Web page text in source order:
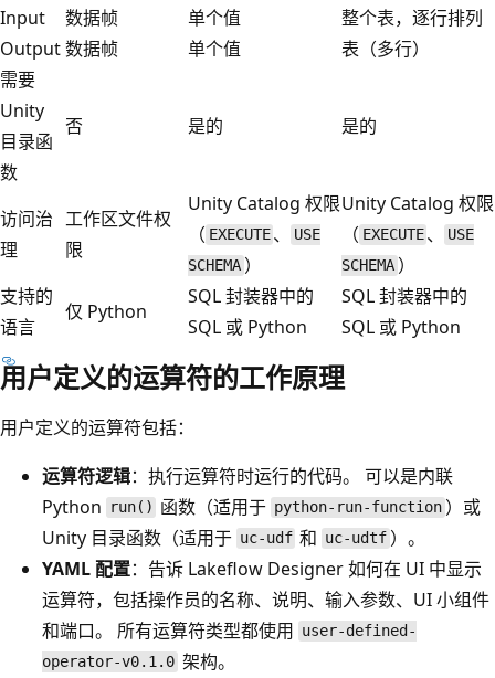
Input
数据帧 单个值
整个表，逐行排列
Output数据帧 单个值
表（多行）
需要
Unity
目录函
数
否 是的 是的
访问治
理
工作区文件权
限
Unity Catalog 权限
（ EXECUTE 、
USE
SCHEMA ）
Unity Catalog 权限
（ EXECUTE 、
USE
SCHEMA ）
支持的
语言
仅 Python
SQL 封装器中的
SQL 或 Python
SQL 封装器中的
SQL 或 Python
用户定义的运算符的工作原理
用户定义的运算符包括：
运算符逻辑：执行运算符时运行的代码。 可以是内联
Python
run() 函数（适用于 python-run-function ）或
Unity 目录函数（适用于 uc-udf 和 uc-udtf ）。
YAML 配置：告诉 Lakeflow Designer 如何在 UI 中显示
运算符，包括操作员的名称、说明、输入参数、UI 小组件
和端口。 所有运算符类型都使用 user-defined-
operator-v0.1.0 架构。